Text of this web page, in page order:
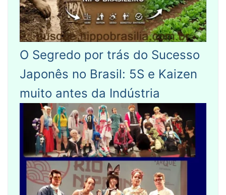
O Segredo por trás do Sucesso
Japonês no Brasil: 5S e Kaizen
muito antes da Indústria